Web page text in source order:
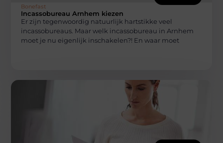
Bonefast
Incassobureau Arnhem kiezen
Er zijn tegenwoordig natuurlijk hartstikke veel
incassobureaus. Maar welk incassobureau in Arnhem
moet je nu eigenlijk inschakelen?! En waar moet